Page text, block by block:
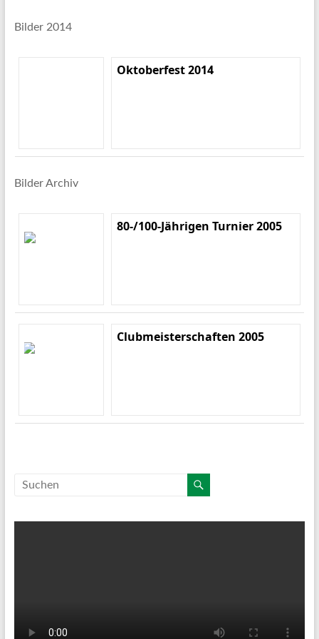
Bilder 2014
Oktoberfest 2014
Bilder Archiv
80-/100-Jährigen Turnier 2005
Clubmeisterschaften 2005